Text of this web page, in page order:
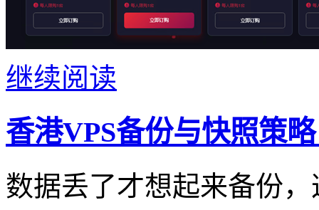
继续阅读
香港VPS备份与快照策
数据丢了才想起来备份